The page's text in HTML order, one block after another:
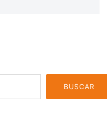
BUSCAR